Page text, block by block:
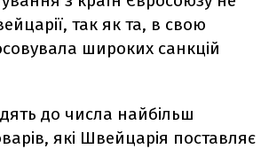
так як та, в свою
широких санкцій
до числа найбільш
які Швейцарія поставляє